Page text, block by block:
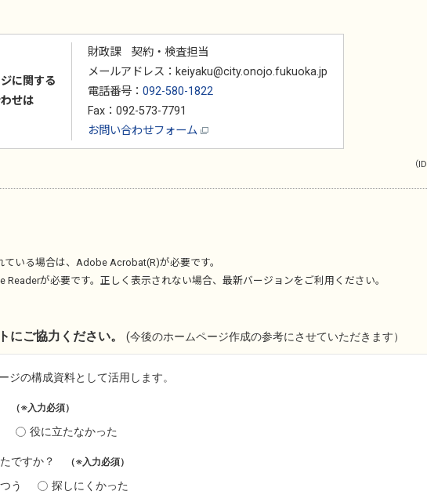
に関する
せは
財政課 契約・検査担当
メールアドレス：keiyaku@city.onojo.fukuoka.jp
電話番号： 092-580-1822
Fax：092-573-7791
お問い合わせフォーム
（
いる場合は、 Adobe Acrobat(R)が必要です。
Readerが必要です。正しく表示されない場合、最新バージョンをご利用ください。